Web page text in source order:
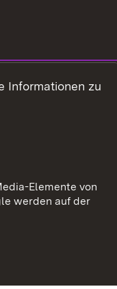
Informationen zu
Elemente von
werden auf der